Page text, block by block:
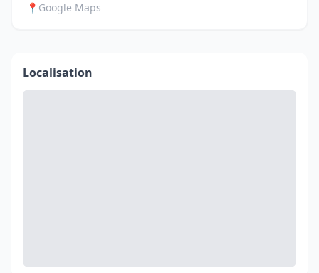
📍 Google Maps
Localisation